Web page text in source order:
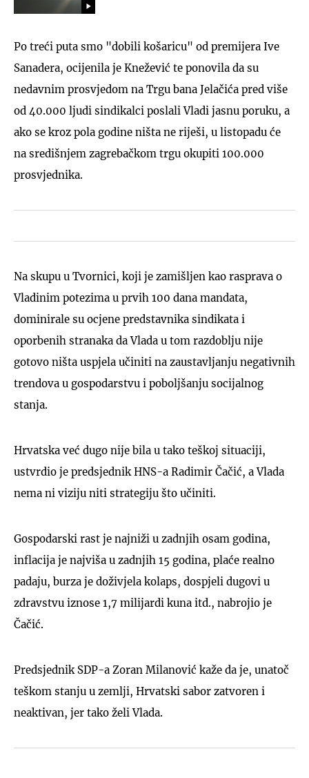
Po treći puta smo "dobili košaricu" od premijera Ive
Sanadera, ocijenila je Knežević te ponovila da su
nedavnim prosvjedom na Trgu bana Jelačića pred više
od 40.000 ljudi sindikalci poslali Vladi jasnu poruku, a
ako se kroz pola godine ništa ne riješi, u listopadu će
na središnjem zagrebačkom trgu okupiti 100.000
prosvjednika.
Na skupu u Tvornici, koji je zamišljen kao rasprava o
Vladinim potezima u prvih 100 dana mandata,
dominirale su ocjene predstavnika sindikata i
oporbenih stranaka da Vlada u tom razdoblju nije
gotovo ništa uspjela učiniti na zaustavljanju negativnih
trendova u gospodarstvu i poboljšanju socijalnog
stanja.
Hrvatska već dugo nije bila u tako teškoj situaciji,
ustvrdio je predsjednik HNS-a Radimir Čačić, a Vlada
nema ni viziju niti strategiju što učiniti.
Gospodarski rast je najniži u zadnjih osam godina,
inflacija je najviša u zadnjih 15 godina, plaće realno
padaju, burza je doživjela kolaps, dospjeli dugovi u
zdravstvu iznose 1,7 milijardi kuna itd., nabrojio je
Čačić.
Predsjednik SDP-a Zoran Milanović kaže da je, unatoč
teškom stanju u zemlji, Hrvatski sabor zatvoren i
neaktivan, jer tako želi Vlada.